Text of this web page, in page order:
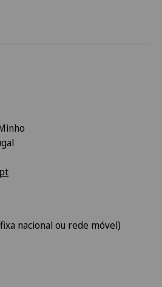
nacional ou rede móvel)